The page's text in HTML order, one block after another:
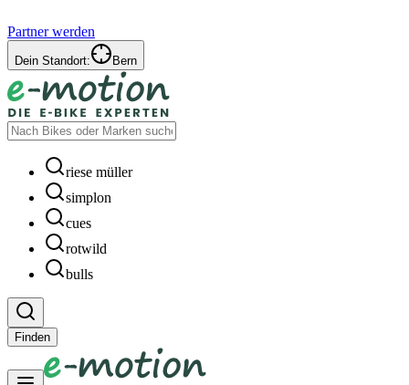
Partner werden
Dein Standort: Bern
riese müller
simplon
cues
rotwild
bulls
Finden